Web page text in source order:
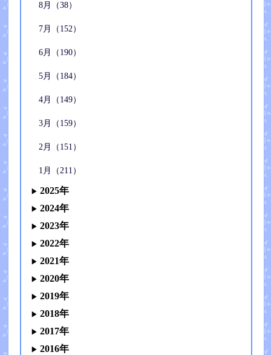
8月（38）
7月（152）
6月（190）
5月（184）
4月（149）
3月（159）
2月（151）
1月（211）
2025年
2024年
2023年
2022年
2021年
2020年
2019年
2018年
2017年
2016年